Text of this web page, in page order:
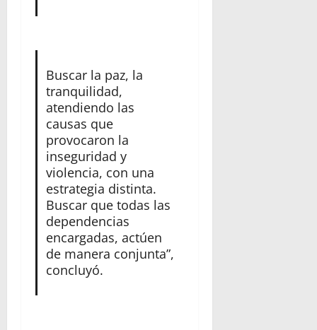
Buscar la paz, la
tranquilidad,
atendiendo las
causas que
provocaron la
inseguridad y
violencia, con una
estrategia distinta.
Buscar que todas las
dependencias
encargadas, actúen
de manera conjunta”,
concluyó.